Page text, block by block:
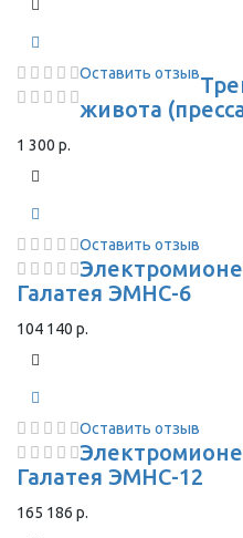
Оставить отзыв
живота
1 300 р.
Оставить отзыв
Галатея ЭМНС-6
104 140 р.
Оставить отзыв
Галатея ЭМНС-12
165 186 р.